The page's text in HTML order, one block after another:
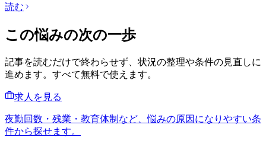
読む
この悩みの次の一歩
記事を読むだけで終わらせず、状況の整理や条件の見直しに
進めます。すべて無料で使えます。
求人を見る
夜勤回数・残業・教育体制など、悩みの原因になりやすい条
件から探せます。